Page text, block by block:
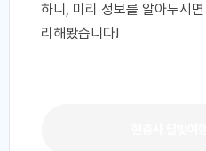
하니, 미리 정보를 알아두시
리해봤습니다!